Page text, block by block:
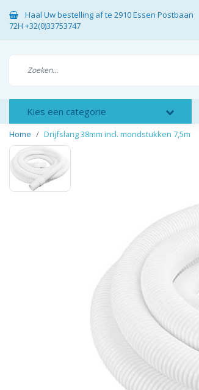
Haal Uw bestelling af te 2910 Essen Postbaan
72H +32(0)33753747
Kies een categorie
Home Drijfslang 38mm incl. mondstukken 7,5m